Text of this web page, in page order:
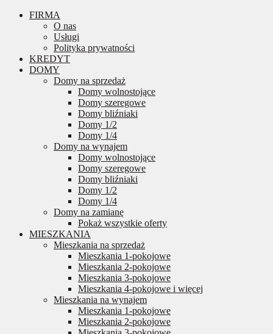
FIRMA
O nas
Usługi
Polityka prywatności
KREDYT
DOMY
Domy na sprzedaż
Domy wolnostojące
Domy szeregowe
Domy bliźniaki
Domy 1/2
Domy 1/4
Domy na wynajem
Domy wolnostojące
Domy szeregowe
Domy bliźniaki
Domy 1/2
Domy 1/4
Domy na zamianę
Pokaż wszystkie oferty
MIESZKANIA
Mieszkania na sprzedaż
Mieszkania 1-pokojowe
Mieszkania 2-pokojowe
Mieszkania 3-pokojowe
Mieszkania 4-pokojowe i więcej
Mieszkania na wynajem
Mieszkania 1-pokojowe
Mieszkania 2-pokojowe